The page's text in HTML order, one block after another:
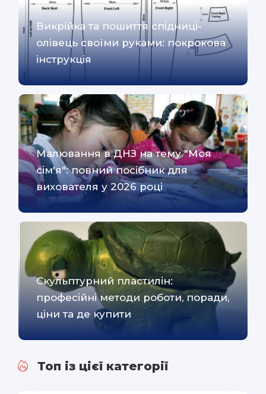
Викрійка та пошиття спідниці-
олівець своїми руками: покрокова
інструкція
Малювання в ДНЗ на тему "Моя
сім'я": повний посібник для
вихователя у 2026 році
Скульптурний пластилін:
професійні методи роботи, поради,
ціни та де купити
Топ із цієї категорії